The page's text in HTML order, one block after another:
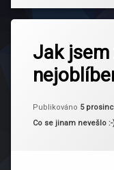
Jak
Publikováno 5
Kategorie:
Co se jinam nevešlo :-